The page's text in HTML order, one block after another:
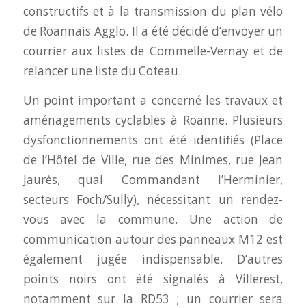
constructifs et à la transmission du plan vélo
de Roannais Agglo. Il a été décidé d’envoyer un
courrier aux listes de Commelle-Vernay et de
relancer une liste du Coteau.
Un point important a concerné les travaux et
aménagements cyclables à Roanne. Plusieurs
dysfonctionnements ont été identifiés (Place
de l’Hôtel de Ville, rue des Minimes, rue Jean
Jaurès, quai Commandant l’Herminier,
secteurs Foch/Sully), nécessitant un rendez-
vous avec la commune. Une action de
communication autour des panneaux M12 est
également jugée indispensable. D’autres
points noirs ont été signalés à Villerest,
notamment sur la RD53 ; un courrier sera